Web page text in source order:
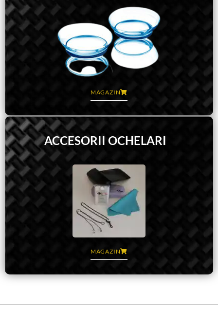
MAGAZIN
ACCESORII OCHELARI
MAGAZIN